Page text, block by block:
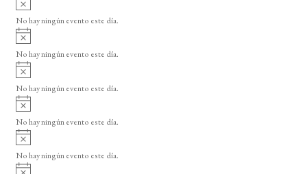
o
v
i
o
No hay ningún evento este día.
A
v
i
o
No hay ningún evento este día.
A
v
i
o
No hay ningún evento este día.
A
v
i
o
No hay ningún evento este día.
A
v
i
No hay ningún evento este día.
A